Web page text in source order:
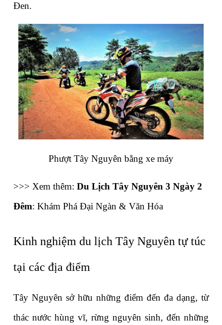
Đen.
Phượt Tây Nguyên bằng xe máy
>>> Xem thêm: Du Lịch Tây Nguyên 3 Ngày 2
Đêm: Khám Phá Đại Ngàn & Văn Hóa
Kinh nghiệm du lịch Tây Nguyên tự túc
tại các địa điểm
Tây Nguyên sở hữu những điểm đến đa dạng, từ
thác nước hùng vĩ, rừng nguyên sinh, đến những